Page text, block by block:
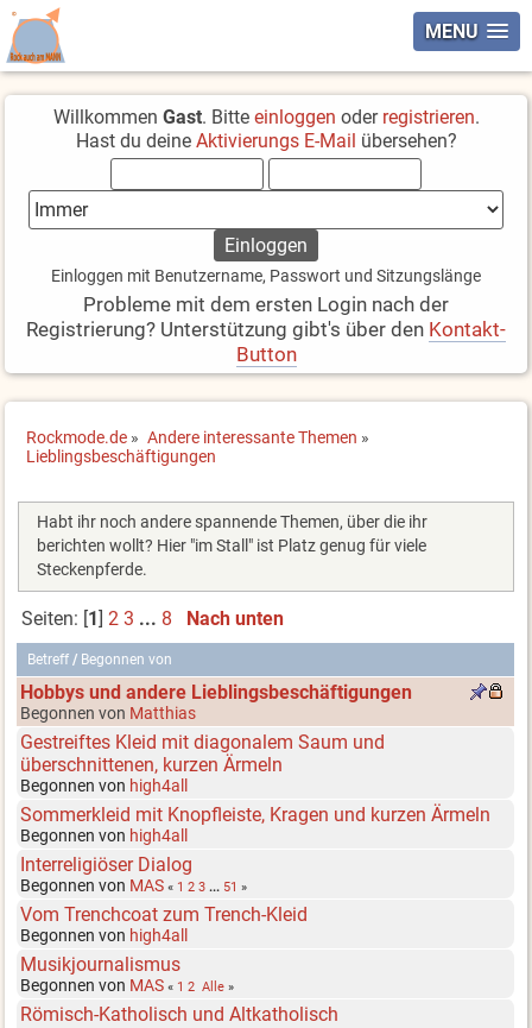
MENU
Willkommen Gast. Bitte einloggen oder registrieren.
Hast du deine Aktivierungs E-Mail übersehen?
Einloggen mit Benutzername, Passwort und Sitzungslänge
Probleme mit dem ersten Login nach der
Registrierung? Unterstützung gibt's über den Kontakt-
Button
Rockmode.de » Andere interessante Themen »
Lieblingsbeschäftigungen
Habt ihr noch andere spannende Themen, über die ihr
berichten wollt? Hier "im Stall" ist Platz genug für viele
Steckenpferde.
Seiten: [1] 2 3 ... 8 Nach unten
Betreff/ Begonnen von
Hobbys und andere Lieblingsbeschäftigungen
Begonnen von Matthias
Gestreiftes Kleid mit diagonalem Saum und
überschnittenen, kurzen Ärmeln
Begonnen von high4all
Sommerkleid mit Knopfleiste, Kragen und kurzen Ärmeln
Begonnen von high4all
Interreligiöser Dialog
Begonnen von MAS « 1 2 3 ... 51 »
Vom Trenchcoat zum Trench-Kleid
Begonnen von high4all
Musikjournalismus
Begonnen von MAS « 1 2 Alle »
Römisch-Katholisch und Altkatholisch